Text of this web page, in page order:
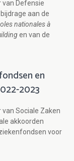
van Defensie
aan de
nationales à
en van de
en
2023
Sociale Zaken
akkoorden
voor